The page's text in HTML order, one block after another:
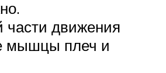
части движения
мышцы плеч и